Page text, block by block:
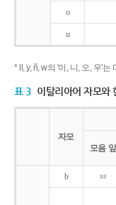
o
u
* ll, y, ñ, w의 '이, 니, 오, 우'
표 3 이탈리아어 자모와
자모
모음 앞
b ㅂ